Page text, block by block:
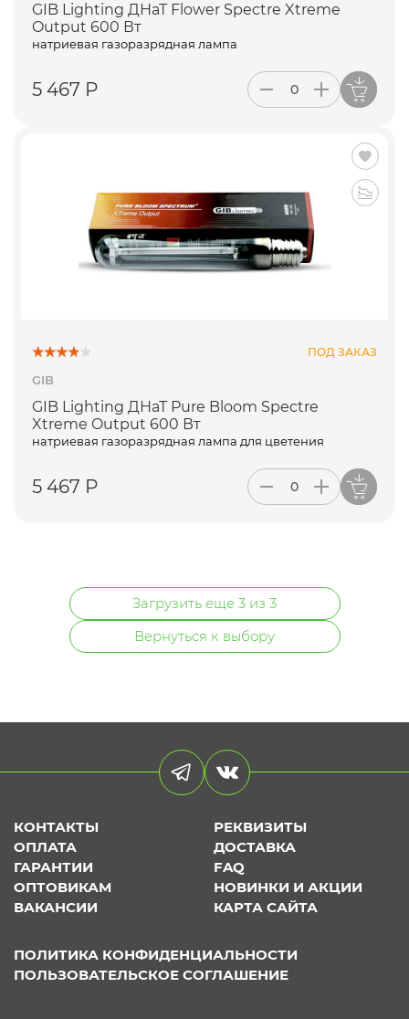
GIB Lighting ДНаТ Flower Spectre Xtreme
Output 600 Вт
натриевая газоразрядная лампа
5 467 Р
ПОД ЗАКАЗ
GIB
GIB Lighting ДНаТ Pure Bloom Spectre
Xtreme Output 600 Вт
натриевая газоразрядная лампа для цветения
5 467 Р
Загрузить еще 3 из 3
Вернуться к выбору
КОНТАКТЫ
РЕКВИЗИТЫ
ОПЛАТА
ДОСТАВКА
ГАРАНТИИ
FAQ
ОПТОВИКАМ
НОВИНКИ И АКЦИИ
ВАКАНСИИ
КАРТА САЙТА
ПОЛИТИКА КОНФИДЕНЦИАЛЬНОСТИ
ПОЛЬЗОВАТЕЛЬСКОЕ СОГЛАШЕНИЕ